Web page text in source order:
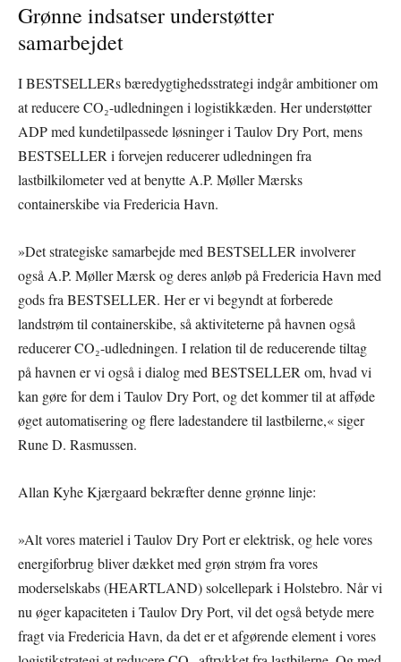
Grønne indsatser understøtter
samarbejdet
I BESTSELLERs bæredygtighedsstrategi indgår ambitioner om
at reducere CO₂-udledningen i logistikkæden. Her understøtter
ADP med kundetilpassede løsninger i Taulov Dry Port, mens
BESTSELLER i forvejen reducerer udledningen fra
lastbilkilometer ved at benytte A.P. Møller Mærsks
containerskibe via Fredericia Havn.
»Det strategiske samarbejde med BESTSELLER involverer
også A.P. Møller Mærsk og deres anløb på Fredericia Havn med
gods fra BESTSELLER. Her er vi begyndt at forberede
landstrøm til containerskibe, så aktiviteterne på havnen også
reducerer CO₂-udledningen. I relation til de reducerende tiltag
på havnen er vi også i dialog med BESTSELLER om, hvad vi
kan gøre for dem i Taulov Dry Port, og det kommer til at afføde
øget automatisering og flere ladestandere til lastbilerne,« siger
Rune D. Rasmussen.
Allan Kyhe Kjærgaard bekræfter denne grønne linje:
»Alt vores materiel i Taulov Dry Port er elektrisk, og hele vores
energiforbrug bliver dækket med grøn strøm fra vores
moderselskabs (HEARTLAND) solcellepark i Holstebro. Når vi
nu øger kapaciteten i Taulov Dry Port, vil det også betyde mere
fragt via Fredericia Havn, da det er et afgørende element i vores